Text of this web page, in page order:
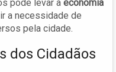
pode levar à economia
a necessidade de
pela cidade.
dos Cidadãos